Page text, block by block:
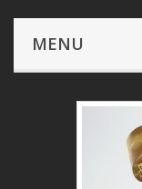
MENU